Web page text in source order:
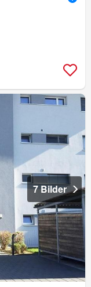
7 Bilder